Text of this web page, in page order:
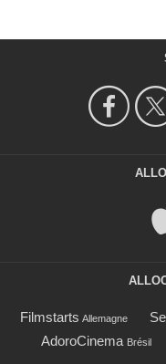
Filmstarts Allemagne
AdoroCinema Brésil